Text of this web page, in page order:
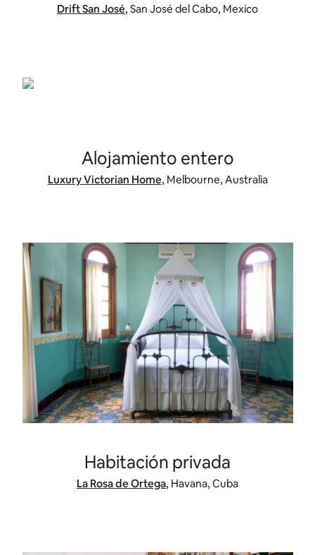
Drift San José, San José del Cabo, Mexico
Alojamiento entero
Luxury Victorian Home, Melbourne, Australia
Habitación privada
La Rosa de Ortega, Havana, Cuba